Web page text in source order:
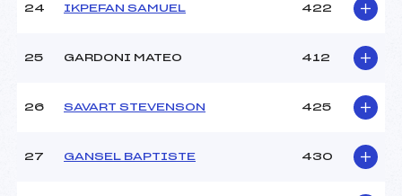
24 IKPEFAN SAMUEL 422
25 GARDONI MATEO 412
26 SAVART STEVENSON 425
27 GANSEL BAPTISTE 430